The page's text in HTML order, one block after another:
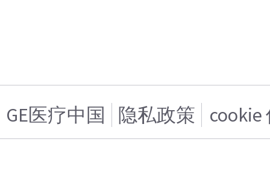
GE医疗中国 隐私政策 cookie